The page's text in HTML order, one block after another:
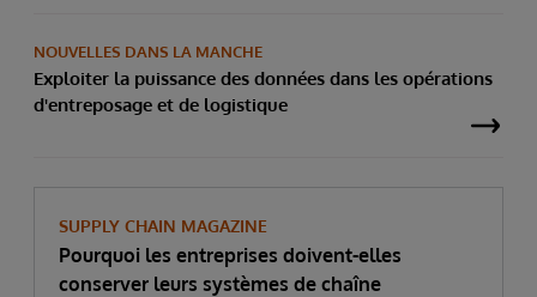
NOUVELLES DANS LA MANCHE
Exploiter la puissance des données dans les opérations
d'entreposage et de logistique
SUPPLY CHAIN MAGAZINE
Pourquoi les entreprises doivent-elles
conserver leurs systèmes de chaîne